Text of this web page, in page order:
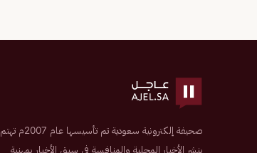
صحيفة إلكترونية سعودية تم تأسيسها عام 2007م تهتم
بنشر الأخبار المحلية والمنافسة في سبق الأخبار بمهنية